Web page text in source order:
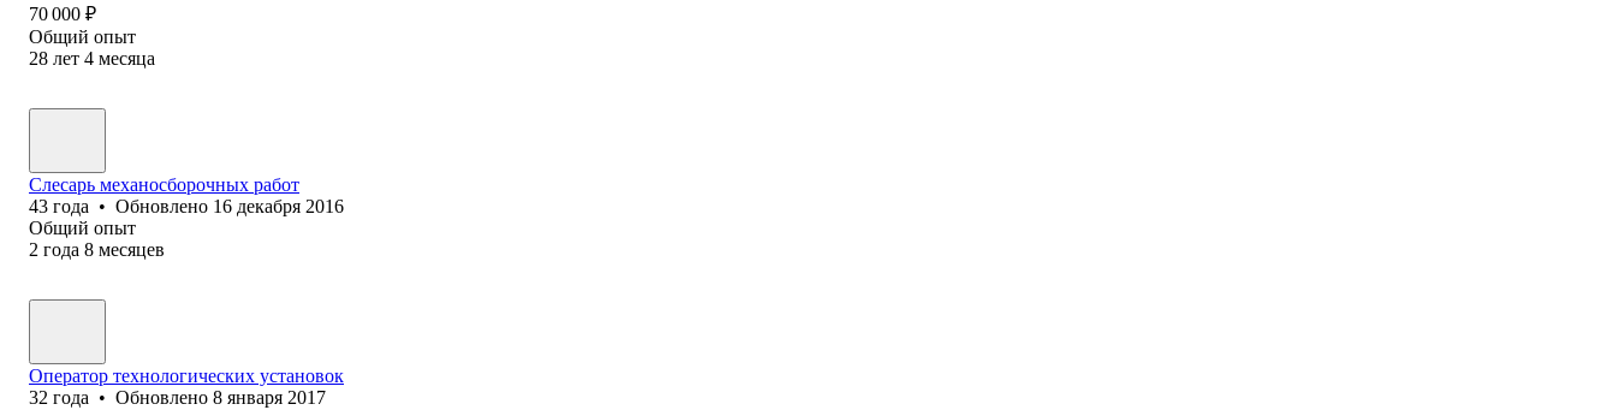
70 000 ₽
Общий опыт
28 лет 4 месяца
Слесарь механосборочных работ
43 года • Обновлено 16 декабря 2016
Общий опыт
2 года 8 месяцев
Оператор технологических установок
32 года • Обновлено 8 января 2017